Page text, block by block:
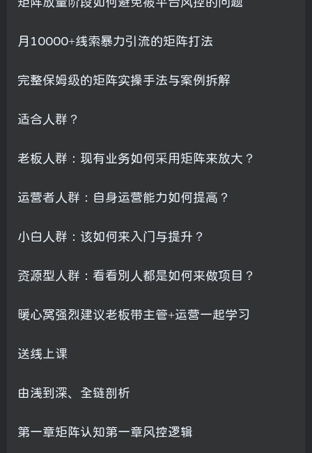
月10000+线索暴力引流的矩阵打法
完整保姆级的矩阵实操手法与案例拆解
适合人群？
老板人群：现有业务如何采用矩阵来放大？
运营者人群：自身运营能力如何提高？
小白人群：该如何来入门与提升？
资源型人群：看看别人都是如何来做项目？
暖心窝强烈建议老板带主管+运营一起学习
送线上课
由浅到深、全链剖析
第一章矩阵认知第一章风控逻辑